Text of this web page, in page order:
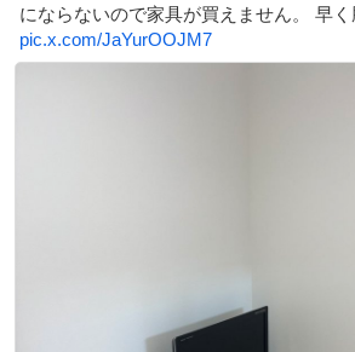
にならないので家具が買えません。 早く
pic.x.com/JaYurOOJM7